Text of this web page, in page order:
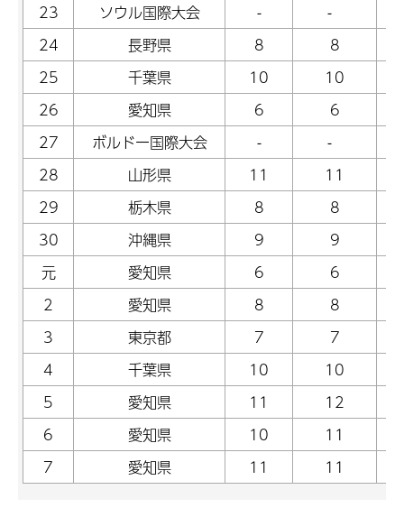
23
ソウル国際大会 - -
24
長野県 8 8
25
千葉県 10 10
26
愛知県 6 6
27
ボルドー国際大会 - -
28
山形県 11 11
29
栃木県 8 8
30
沖縄県 9 9
元
愛知県 6 6
2
愛知県 8 8
3
東京都 7 7
4
千葉県 10 10
5
愛知県 11 12
6
愛知県 10 11
7
愛知県 11 11